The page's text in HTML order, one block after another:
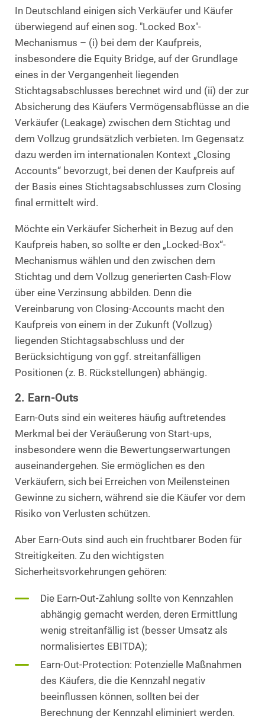
In Deutschland einigen sich Verkäufer und Käufer
überwiegend auf einen sog. "Locked Box"-
Mechanismus – (i) bei dem der Kaufpreis,
insbesondere die Equity Bridge, auf der Grundlage
eines in der Vergangenheit liegenden
Stichtagsabschlusses berechnet wird und (ii) der zur
Absicherung des Käufers Vermögensabflüsse an die
Verkäufer (Leakage) zwischen dem Stichtag und
dem Vollzug grundsätzlich verbieten. Im Gegensatz
dazu werden im internationalen Kontext „Closing
Accounts“ bevorzugt, bei denen der Kaufpreis auf
der Basis eines Stichtagsabschlusses zum Closing
final ermittelt wird.
Möchte ein Verkäufer Sicherheit in Bezug auf den
Kaufpreis haben, so sollte er den „Locked-Box“-
Mechanismus wählen und den zwischen dem
Stichtag und dem Vollzug generierten Cash-Flow
über eine Verzinsung abbilden. Denn die
Vereinbarung von Closing-Accounts macht den
Kaufpreis von einem in der Zukunft (Vollzug)
liegenden Stichtagsabschluss und der
Berücksichtigung von ggf. streitanfälligen
Positionen (z. B. Rückstellungen) abhängig.
2. Earn-Outs
Earn-Outs sind ein weiteres häufig auftretendes
Merkmal bei der Veräußerung von Start-ups,
insbesondere wenn die Bewertungserwartungen
auseinandergehen. Sie ermöglichen es den
Verkäufern, sich bei Erreichen von Meilensteinen
Gewinne zu sichern, während sie die Käufer vor dem
Risiko von Verlusten schützen.
Aber Earn-Outs sind auch ein fruchtbarer Boden für
Streitigkeiten. Zu den wichtigsten
Sicherheitsvorkehrungen gehören:
Die Earn-Out-Zahlung sollte von Kennzahlen
abhängig gemacht werden, deren Ermittlung
wenig streitanfällig ist (besser Umsatz als
normalisiertes EBITDA);
Earn-Out-Protection: Potenzielle Maßnahmen
des Käufers, die die Kennzahl negativ
beeinflussen können, sollten bei der
Berechnung der Kennzahl eliminiert werden.